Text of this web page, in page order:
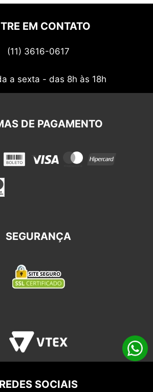
EM CONTATO
(11) 3616-0617
a sexta - das 8h às 18h
DE PAGAMENTO
SEGURANÇA
REDES SOCIAIS